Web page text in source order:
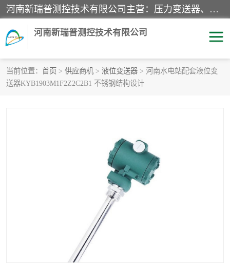
河南新瑞普测控技术有限公司主营：压力变送器、液位变送器、差压变送器、雷达料位计、电容物位计、温度显示控制仪表、电量变送器、流量计、工业自动化系统成套设备。
河南新瑞普测控技术有限公司
当前位置： 首页 > 供应商机 > 液位变送器 > 河南水电站配套液位变
送器KYB1903M1F2Z2C2B1 不锈钢结构设计
霍尼韦尔压力变送器 CS系列变送器
雷达料位计
罐旁显示仪
温度传感器变送器
温度显示控制仪表